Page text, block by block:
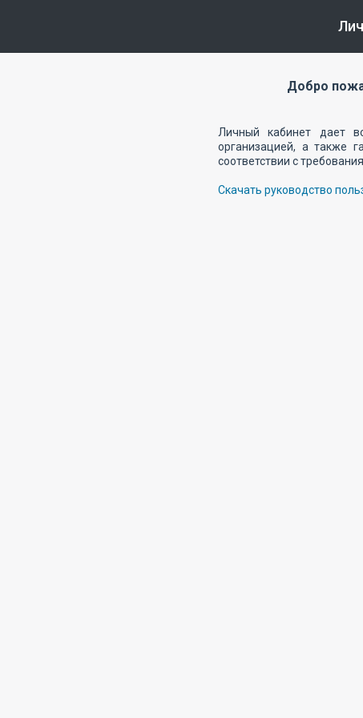
Добро
Личный кабинет дает
организацией, а также
соответствии с
Скачать руководство